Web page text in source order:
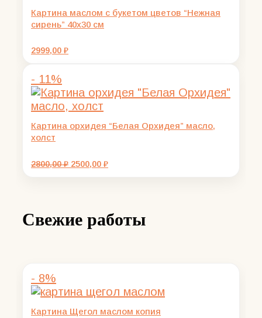
Картина маслом с букетом цветов “Нежная
сирень” 40х30 см
2999,00 ₽
- 11%
Картина орхидея “Белая Орхидея” масло,
холст
2800,00₽ Первоначальная
2500,00 ₽Текущая
Свежие работы
- 8%
Картина Щегол маслом копия